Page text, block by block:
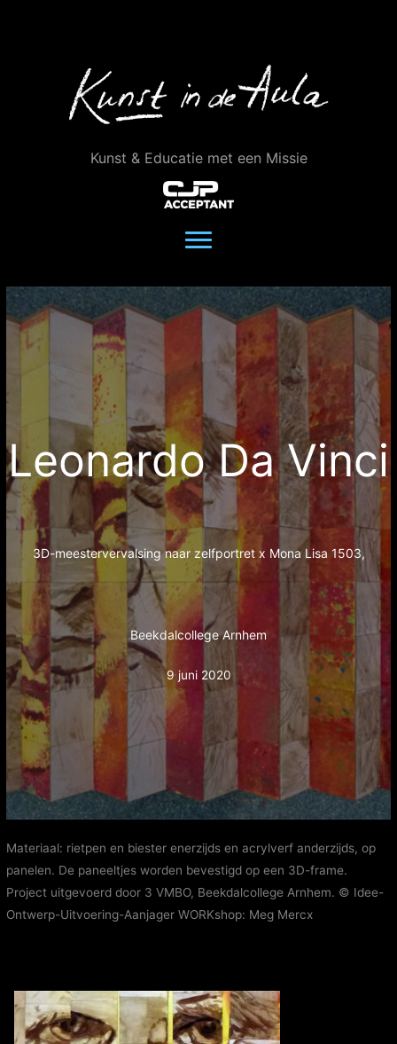
Kunst & Educatie met een Missie
Leonardo Da Vinci
3D-meestervervalsing naar zelfportret x Mona Lisa 1503,
Beekdalcollege Arnhem
9 juni 2020
Materiaal: rietpen en biester enerzijds en acrylverf anderzijds, op
panelen. De paneeltjes worden bevestigd op een 3D-frame.
Project uitgevoerd door 3 VMBO, Beekdalcollege Arnhem. © Idee-
Ontwerp-Uitvoering-Aanjager WORKshop: Meg Mercx